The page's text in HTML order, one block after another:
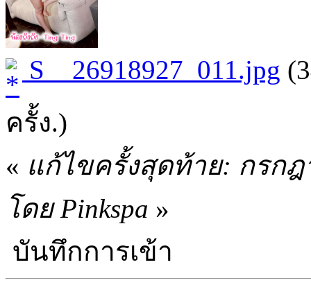
S__26918927_011.jpg
ครั้ง.)
« แก้ไขครั้งสุดท้าย: กรกฎ
โดย Pinkspa »
บันทึกการเข้า